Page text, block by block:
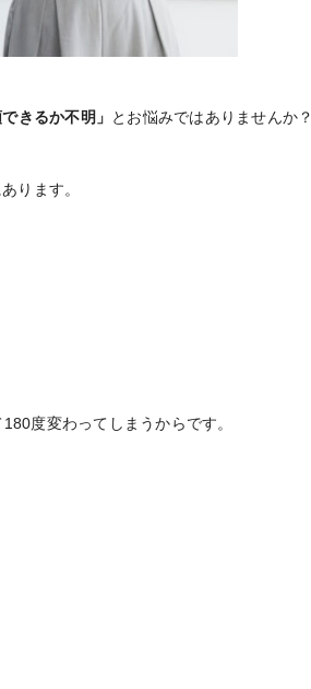
きるか不明」 とお悩みではありませんか？
ります。
度変わってしまうからです。